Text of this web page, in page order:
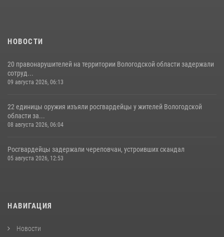
НОВОСТИ
20 правонарушителей на территории Вологодской области задержали
сотруд...
09 августа 2026, 06:13
22 единицы оружия изъяли росгвардейцы у жителей Вологодской
области за...
08 августа 2026, 06:04
Росгвардейцы задержали череповчан, устроивших скандал
05 августа 2026, 12:53
НАВИГАЦИЯ
Новости